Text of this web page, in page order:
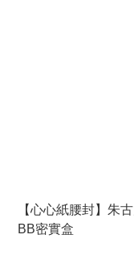
【心心紙腰封】朱
BB密實盒